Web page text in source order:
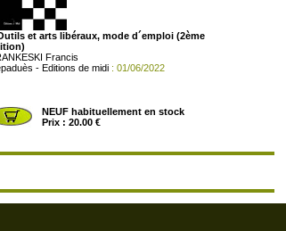
et arts libéraux, mode d´emploi (2ème
Francis
- Editions de midi : 01/06/2022
NEUF habituellement en stock
Prix : 20.00 €